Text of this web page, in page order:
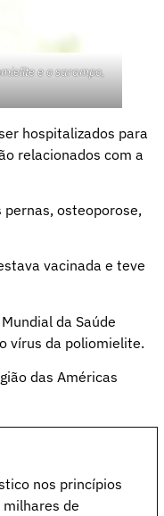
e o sarampo,
hospitalizados para
relacionados com a
osteoporose,
vacinada e teve
da Saúde
vírus da poliomielite.
das Américas
nos princípios
de